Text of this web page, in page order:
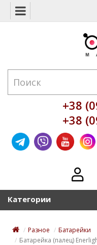
+38
+38
Категории
Разное
Батарейки
Батарейка (палец)